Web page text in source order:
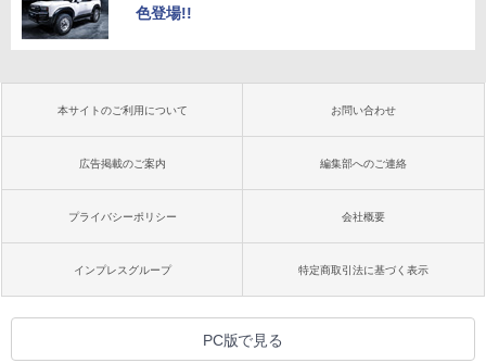
色登場!!
本サイトのご利用について お問い合わせ
広告掲載のご案内 編集部へのご連絡
プライバシーポリシー 会社概要
インプレスグループ 特定商取引法に基づく表示
PC版で見る